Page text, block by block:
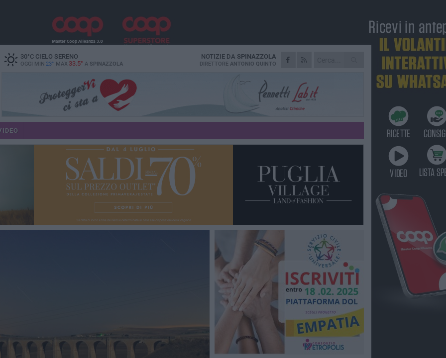
30°CCIELO SERENO
OGGI MIN 23° MAX 33.5° A SPINAZZOLA
NOTIZIE DA SPINAZZOLA
DIRETTORE ANTONIO QUINTO